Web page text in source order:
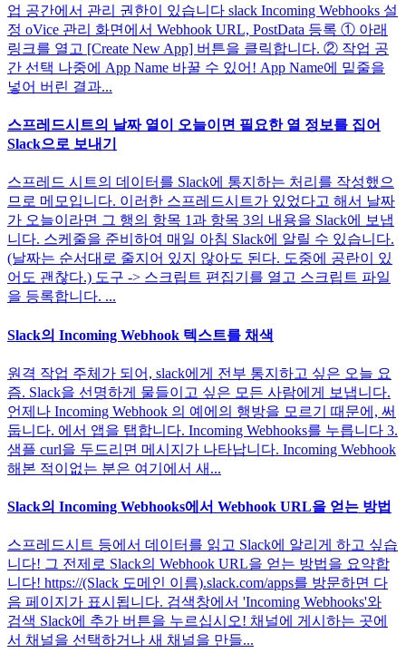
업 공간에서 관리 권한이 있습니다 slack Incoming Webhooks 설
정 oVice 관리 화면에서 Webhook URL, PostData 등록 ① 아래
링크를 열고 [Create New App] 버튼을 클릭합니다. ② 작업 공
간 선택 나중에 App Name 바꿀 수 있어! App Name에 밑줄을
넣어 버린 결과...
스프레드시트의 날짜 열이 오늘이면 필요한 열 정보를 집어
Slack으로 보내기
스프레드 시트의 데이터를 Slack에 통지하는 처리를 작성했으
므로 메모입니다. 이러한 스프레드시트가 있었다고 해서 날짜
가 오늘이라면 그 행의 항목 1과 항목 3의 내용을 Slack에 보냅
니다. 스케줄을 준비하여 매일 아침 Slack에 알릴 수 있습니다.
(날짜는 순서대로 줄지어 있지 않아도 된다. 도중에 공란이 있
어도 괜찮다.) 도구 -> 스크립트 편집기를 열고 스크립트 파일
을 등록합니다. ...
Slack의 Incoming Webhook 텍스트를 채색
원격 작업 주체가 되어, slack에게 전부 통지하고 싶은 오늘 요
즘. Slack을 선명하게 물들이고 싶은 모든 사람에게 보냅니다.
언제나 Incoming Webhook 의 예에의 행방을 모르기 때문에, 써
둡니다. 에서 앱을 탭합니다. Incoming Webhooks를 누릅니다 3.
샘플 curl을 두드리면 메시지가 나타납니다. Incoming Webhook
해본 적이없는 분은 여기에서 새...
Slack의 Incoming Webhooks에서 Webhook URL을 얻는 방법
스프레드시트 등에서 데이터를 읽고 Slack에 알리게 하고 싶습
니다! 그 전제로 Slack의 Webhook URL을 얻는 방법을 요약합
니다! https://(Slack 도메인 이름).slack.com/apps를 방문하면 다
음 페이지가 표시됩니다. 검색창에서 'Incoming Webhooks'와
검색 Slack에 추가 버튼을 누르십시오! 채널에 게시하는 곳에
서 채널을 선택하거나 새 채널을 만들...